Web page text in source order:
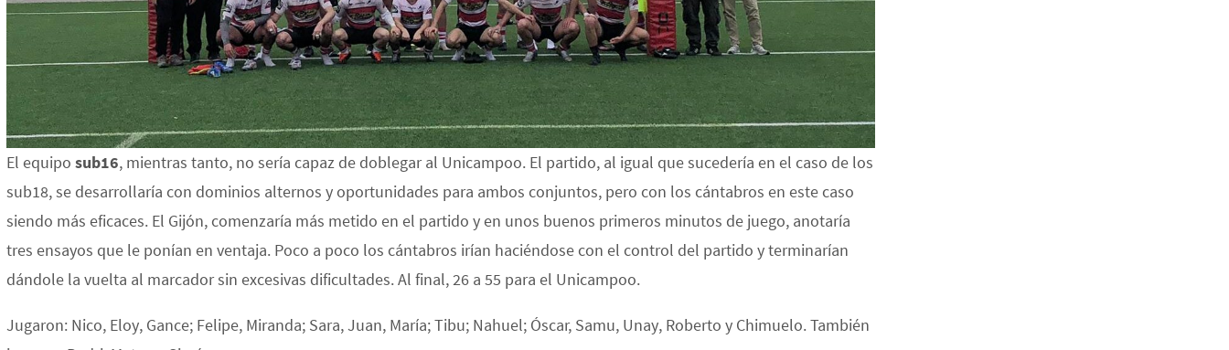
El equipo sub16, mientras tanto, no sería capaz de doblegar al Unicampoo. El partido, al igual que sucedería en el caso de los
sub18, se desarrollaría con dominios alternos y oportunidades para ambos conjuntos, pero con los cántabros en este caso
siendo más eficaces. El Gijón, comenzaría más metido en el partido y en unos buenos primeros minutos de juego, anotaría
tres ensayos que le ponían en ventaja. Poco a poco los cántabros irían haciéndose con el control del partido y terminarían
dándole la vuelta al marcador sin excesivas dificultades. Al final, 26 a 55 para el Unicampoo.
Jugaron: Nico, Eloy, Gance; Felipe, Miranda; Sara, Juan, María; Tibu; Nahuel; Óscar, Samu, Unay, Roberto y Chimuelo. También